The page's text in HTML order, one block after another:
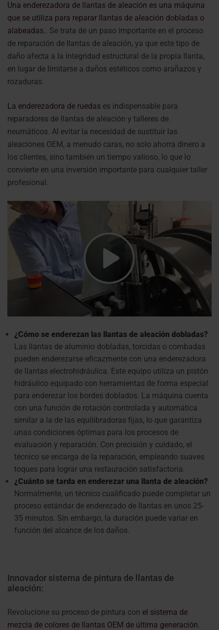
Una enderezadora de llantas de aleación es una máquina
que se utiliza para reparar llantas de aleación dobladas o
alabeadas.. Se trata de un paso importante en el proceso
de reparación de llantas de aleación, ya que este tipo de
daño afecta a la integridad estructural de la propia llanta,
en lugar de limitarse a daños estéticos como arañazos y
rozaduras.
La enderezadora de ruedas es indispensable para
reparadores de llantas de aleación y talleres de
neumáticos. Al evitar la necesidad de sustituir las
aleaciones OEM, a menudo caras, no solo ahorra dinero a
los clientes, sino también un tiempo valioso, lo que lo
convierte en una inversión importante para cualquier taller
profesional.
¿Cómo se enderezan las llantas de aleación dobladas?
Las llantas de aluminio dobladas, torcidas o combadas
pueden enderezarse eficazmente con una enderezadora
de llantas electrohidráulica. Este equipo utiliza un pistón
hidráulico equipado con herramientas de forma especial
para enderezar los bordes doblados. La máquina cuenta
con una función de rotación controlada y automática
similar a la de las equilibradoras fijas, lo que garantiza
unas condiciones óptimas para los procesos de
evaluación y reparación. Con precisión y cuidado, el
técnico se encarga de la reparación, empleando suaves
toques para lograr una restauración satisfactoria.
¿Cuánto se tarda en enderezar una llanta de aleación?
Normalmente, un técnico cualificado puede completar un
proceso estándar de enderezado de llantas en unos 25-
35 minutos. Sin embargo, la duración puede variar en
función del alcance de los daños.
Innovador sistema de pintura de llantas de
aleación:
Revolucione su proceso de pintura con el sistema de
mezcla de colores de llantas OEM de última generación